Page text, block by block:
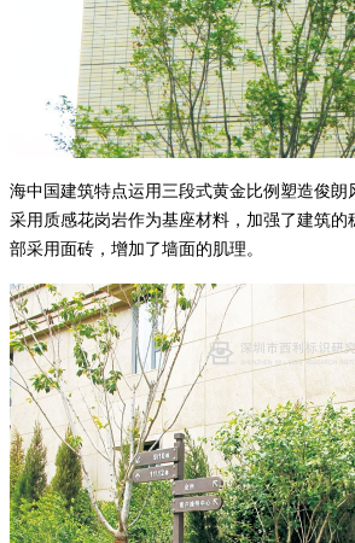
海中国建筑特点运用三段式黄金比例塑造俊朗
采用质感花岗岩作为基座材料，加强了建筑的
部采用面砖，增加了墙面的肌理。